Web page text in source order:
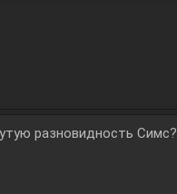
разновидность Симс?